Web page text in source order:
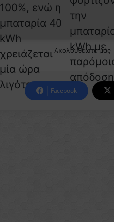
100%, ενώ η
μπαταρία 40
kWh
χρειάζεται
μία ώρα
λιγότερο.
την
kWh με
Ακολουθείστε μας
Facebook